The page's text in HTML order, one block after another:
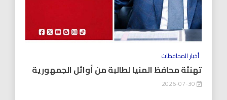
أخبار المحافظات
تهنئة محافظ المنيا لطالبة من أوائل الجمهورية